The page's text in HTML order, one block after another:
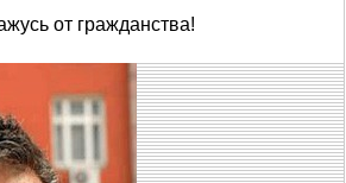
от гражданства!